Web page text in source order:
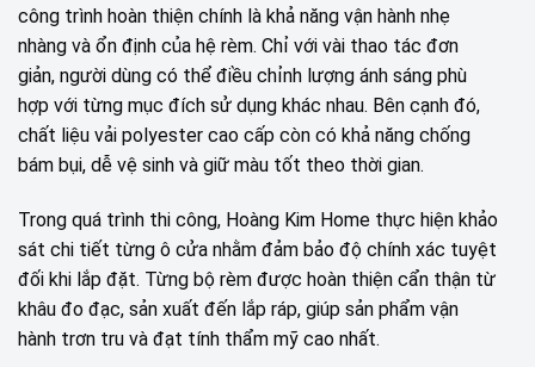
công trình hoàn thiện chính là khả năng vận hành nhẹ
nhàng và ổn định của hệ rèm. Chỉ với vài thao tác đơn
giản, người dùng có thể điều chỉnh lượng ánh sáng phù
hợp với từng mục đích sử dụng khác nhau. Bên cạnh đó,
chất liệu vải polyester cao cấp còn có khả năng chống
bám bụi, dễ vệ sinh và giữ màu tốt theo thời gian.
Trong quá trình thi công, Hoàng Kim Home thực hiện khảo
sát chi tiết từng ô cửa nhằm đảm bảo độ chính xác tuyệt
đối khi lắp đặt. Từng bộ rèm được hoàn thiện cẩn thận từ
khâu đo đạc, sản xuất đến lắp ráp, giúp sản phẩm vận
hành trơn tru và đạt tính thẩm mỹ cao nhất.